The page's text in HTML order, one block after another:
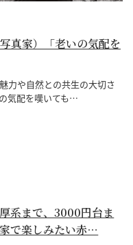
真家）「老いの気配を
力や自然との共生の大切さ
気配を嘆いても…
系まで、3000円台ま
で楽しみたい赤…